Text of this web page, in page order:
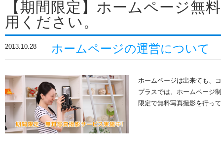
【期間限定】ホームページ無
用ください。
2013.10.28 ホームページの運営について
ホームページは出来ても、
プラスでは、ホームページ
限定で無料写真撮影を行っ